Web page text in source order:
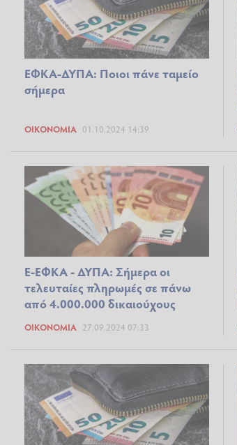
ΕΦΚΑ-ΔΥΠΑ: Ποιοι πάνε ταμείο
σήμερα
ΟΙΚΟΝΟΜΊΑ 01.10.2024 14:39
Ε-ΕΦΚΑ - ΔΥΠΑ: Σήμερα οι
τελευταίες πληρωμές σε πάνω
από 4.000.000 δικαιούχους
ΟΙΚΟΝΟΜΊΑ 27.09.2024 07:33